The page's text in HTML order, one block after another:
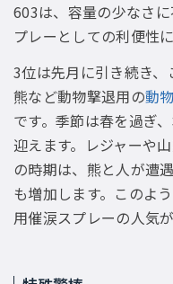
603は、容量の少なさ
プレーとしての利便性に
3位は先月に引き続き
熊など動物撃退用の動
です。季節は春を過ぎ
迎えます。レジャーや
の時期は、熊と人が遭
も増加します。このよ
用催涙スプレーの人気が